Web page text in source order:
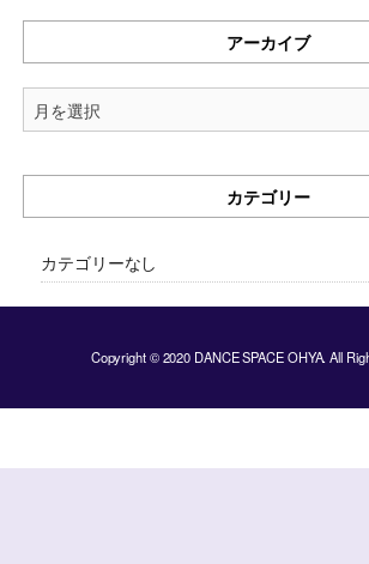
アーカイブ
ア
ー
ブ
カテゴリー
カテゴリーなし
Copyright © 2020 DANCE SPACE OHYA. All